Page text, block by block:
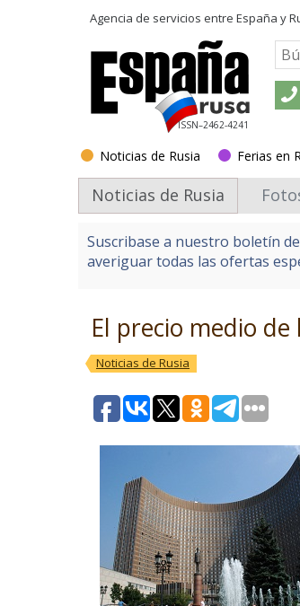
Agencia de servicios entre España y
ISSN–2462-4241
Noticias de Rusia Ferias en
Noticias de Rusia
Suscribase a nuestro boletín
averiguar todas las ofertas
El precio medio
Noticias de Rusia